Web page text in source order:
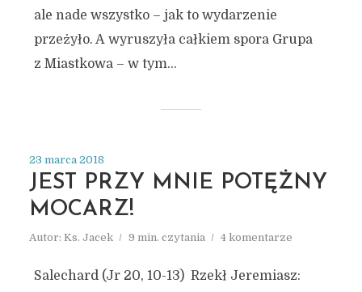
ale nade wszystko – jak to wydarzenie
przeżyło. A wyruszyła całkiem spora Grupa
z Miastkowa – w tym...
23 marca 2018
JEST PRZY MNIE POTĘŻNY
MOCARZ!
Autor: Ks. Jacek 9 min. czytania 4 komentarze
Salechard (Jr 20, 10-13) Rzekł Jeremiasz: